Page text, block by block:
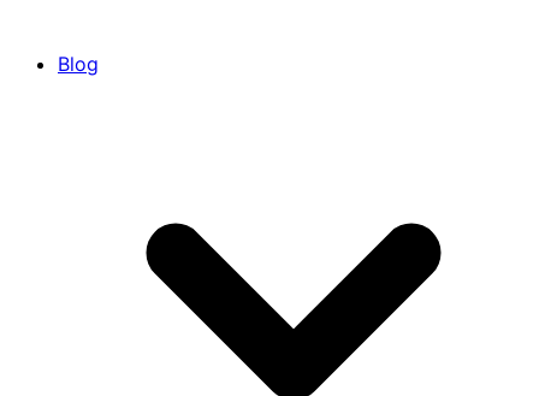
Blog